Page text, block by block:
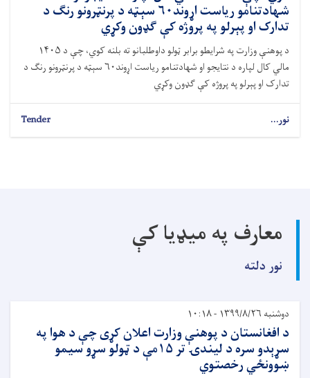
شهادتنامو ریاست اړوند۶۰ سېټه د پرنټرونو رنګ د
تدارک او پېرلو په پروژه کې ګډون وکړي
د پوهنې وزارت په شرایطو برابر ټولو داوطلبانو ته بلنه کوي، چې د ۱۴۰۵
مالي کال لپاره د نتایجو او شهادتنامو ریاست اړوند۶۰ سېټه د پرنټرونو رنګ د
تدارک او پېرلو په پروژه کې ګډون وکړي
نور... Tender
معارف په میډیا کې
نور دلته
دوشنبه ۱۳۹۹/۸/۲۶ - ۱۰:۱۸
د افغانستان د پوهنې وزارت اعلان کړی چې د هوا په
سړېدو سره د لیندۍ تر ۱۵مې د ټولو سړو سیمو
ښوونځي رخصتوي